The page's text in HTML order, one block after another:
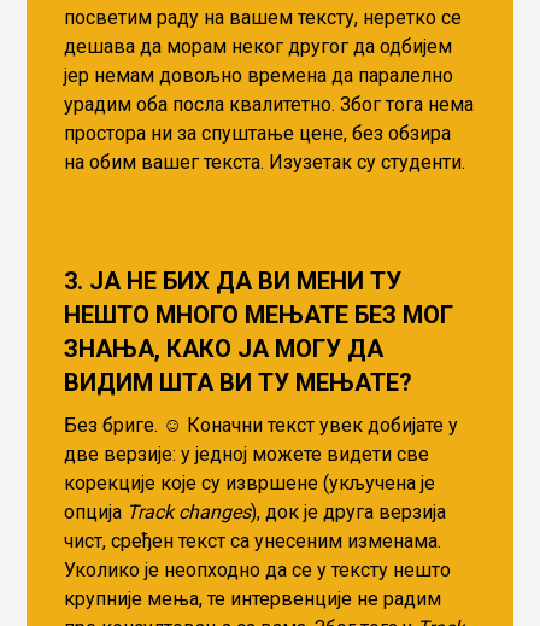
посветим раду на вашем тексту, неретко се
дешава да морам неког другог да одбијем
јер немам довољно времена да паралелно
урадим оба посла квалитетно. Због тога нема
простора ни за спуштање цене, без обзира
на обим вашег текста. Изузетак су студенти.
3. ЈА НЕ БИХ ДА ВИ МЕНИ ТУ
НЕШТО МНОГО МЕЊАТЕ БЕЗ МОГ
ЗНАЊА, КАКО ЈА МОГУ ДА
ВИДИМ ШТА ВИ ТУ МЕЊАТЕ?
Без бриге. ☺️ Коначни текст увек добијате у
две верзије: у једној можете видети све
корекције које су извршене (укључена је
опција Track changes), док је друга верзија
чист, сређен текст са унесеним изменама.
Уколико је неопходно да се у тексту нешто
крупније мења, те интервенције не радим